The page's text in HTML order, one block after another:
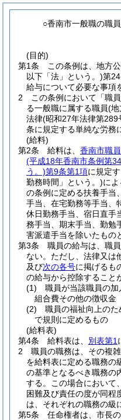
○香南市一般職の職
(目的)
第1条
この条例は、地方
以下「法」という。)第
給与について必要な事項
2
この条例において「職
る一般職に属する職員(地
法律(昭和27年法律第289
条に規定する単純な労務
(給料)
第2条
給料は、 香南市職
(平成18年香南市条例第
う。)第9条第1項に規定
勤務時間」という。)に
の条例に定める扶養手当
手当、在宅勤務等手当、
休日勤務手当、宿日直手
務手当、期末手当、勤勉
害派遣手当を除いたもの
第3条
職員の給与は、職
ない。 ただし、法律又は
及び次の各号に掲げるも
の給与から控除すること
(1)
職員が当該職員の
組合費その他の徴収金
(2)
職員の福祉向上の
で規則に定めるもの
(給料表)
第4条
給料表は、 別表第1
2
職員の職務は、その複
を給料表に定める職務の
の基準となるべき職務の
する。
この場合において、
困難及び責任の度が同程
は、それぞれの職務の級
第5条
任命権者は、市長